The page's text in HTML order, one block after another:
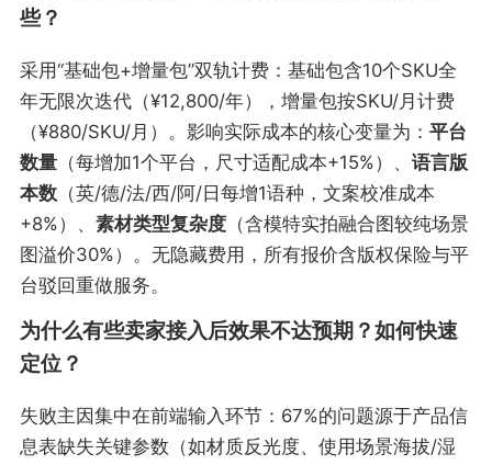
些？
采用“基础包+增量包”双轨计费：基础包含10个SKU全
年无限次迭代（¥12,800/年），增量包按SKU/月计费
（¥880/SKU/月）。影响实际成本的核心变量为： 平台
数量（每增加1个平台，尺寸适配成本+15%）、 语言版
本数（英/德/法/西/阿/日每增1语种，文案校准成本
+8%）、 素材类型复杂度（含模特实拍融合图较纯场景
图溢价30%）。无隐藏费用，所有报价含版权保险与平
台驳回重做服务。
为什么有些卖家接入后效果不达预期？如何快速
定位？
失败主因集中在前端输入环节：67%的问题源于产品信
息表缺失关键参数（如材质反光度、使用场景海拔/湿